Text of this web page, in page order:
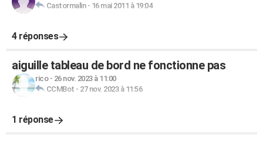
Castormalin- 16 mai 2011 à 19:04
4 réponses
aiguille tableau de bord ne fonctionne pas
rico- 26 nov. 2023 à 11:00
CCMBot - 27 nov. 2023 à 11:56
1 réponse